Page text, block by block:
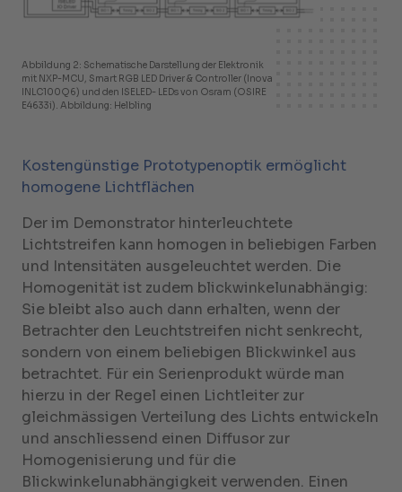
Abbildung 2: Schematische Darstellung der Elektronik
mit NXP-MCU, Smart RGB LED Driver & Controller (Inova
INLC100Q6) und den ISELED- LEDs von Osram (OSIRE
E4633i). Abbildung: Helbling
Kostengünstige Prototypenoptik ermöglicht
homogene Lichtflächen
Der im Demonstrator hinterleuchtete
Lichtstreifen kann homogen in beliebigen Farben
und Intensitäten ausgeleuchtet werden. Die
Homogenität ist zudem blickwinkelunabhängig:
Sie bleibt also auch dann erhalten, wenn der
Betrachter den Leuchtstreifen nicht senkrecht,
sondern von einem beliebigen Blickwinkel aus
betrachtet. Für ein Serienprodukt würde man
hierzu in der Regel einen Lichtleiter zur
gleichmässigen Verteilung des Lichts entwickeln
und anschliessend einen Diffusor zur
Homogenisierung und für die
Blickwinkelunabhängigkeit verwenden. Einen